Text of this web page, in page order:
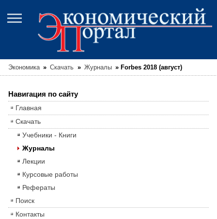
Экономика » Скачать » Журналы » Forbes 2018 (август)
Навигация по сайту
Главная
Скачать
Учебники - Книги
Журналы
Лекции
Курсовые работы
Рефераты
Поиск
Контакты